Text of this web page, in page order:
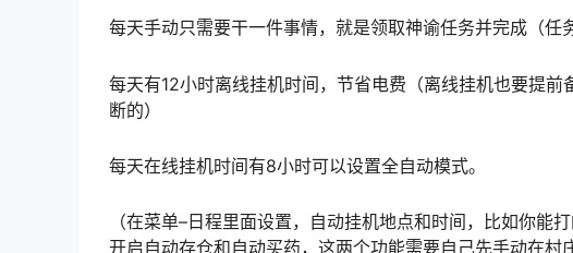
每天手动只需要干一件事情，就是领取神谕任务并完成（任
每天有12小时离线挂机时间，节省电费（离线挂机也要提
断的）
每天在线挂机时间有8小时可以设置全自动模式。
（在菜单–日程里面设置，自动挂机地点和时间，比如你
开启自动存仓和自动买药，这两个功能需要自己先手动在